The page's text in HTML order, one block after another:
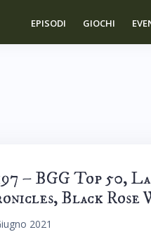
EPISODI GIOCHI
– BGG Top 50,
Black Rose
2021